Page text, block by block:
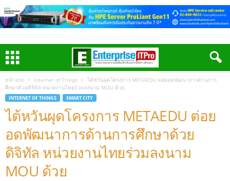
หน้าแรก Internet of Things
ไต้หวันผุดโครงการ METAEDU ต่อยอดพัฒนาการด้านการ
ศึกษาด้วยดิจิทัล หน่วยงานไทยร่วมลงนาม MOU ด้วย
INTERNET OF THINGS SMART CITY
ไต้หวันผุดโครงการ METAEDU ต่อย
อดพัฒนาการด้านการศึกษาด้วย
ดิจิทัล หน่วยงานไทยร่วมลงนาม
MOU ด้วย